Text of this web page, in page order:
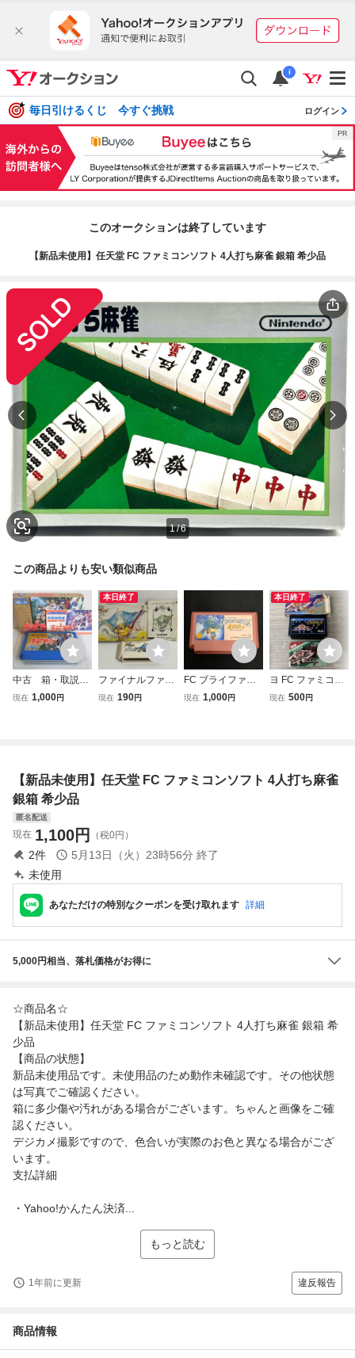
i
毎日引けるくじ 今すぐ挑戦 ログイン
このオークションは終了しています
【新品未使用】任天堂 FC ファミコンソフト 4人打ち麻雀 銀箱 希少品
1/6
この商品よりも安い類似商品
中古 箱・取説
付 真田十勇士 フ
現在 1,000円
本日終了
ファイナルファン
タジー3 任天
現在 190円
FC ブライファイ
ター ソフトのみ
現在 1,000円
本日終了
ヨ FC ファミコン
ギャラガ 箱付 動
現在 500円
【新品未使用】任天堂 FC ファミコンソフト 4人打ち麻雀
銀箱 希少品
匿名配送
現在 1,100円 （税0円）
2件 5月13日（火）23時56分 終了
未使用
あなただけの特別なクーポンを受け取れます 詳細
5,000円相当、落札価格がお得に
☆商品名☆
【新品未使用】任天堂 FC ファミコンソフト 4人打ち麻雀 銀箱 希
少品
【商品の状態】
新品未使用品です。未使用品のため動作未確認です。その他状態
は写真でご確認ください。
箱に多少傷や汚れがある場合がございます。ちゃんと画像をご確
認ください。
デジカメ撮影ですので、色合いが実際のお色と異なる場合がござ
います。
支払詳細
・Yahoo!かんたん決済...
もっと読む
1年前に更新 違反報告
商品情報